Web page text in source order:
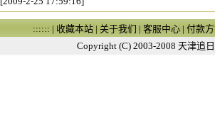
:::::: | 收藏本站 | 关于我们 | 客服中心 | 付款
Copyright (C) 2003-2008 天津追